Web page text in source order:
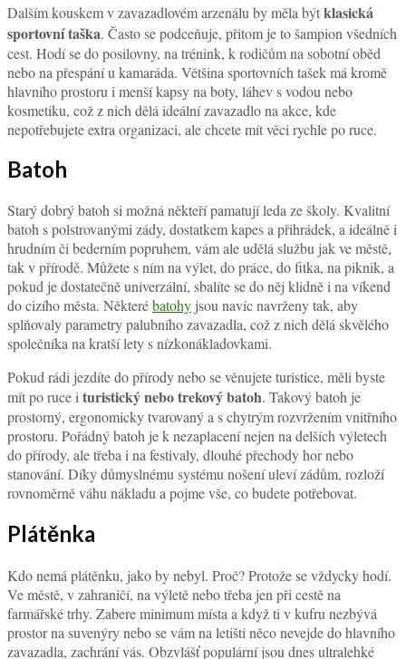
Dalším kouskem v zavazadlovém arzenálu by měla býtklasická
sportovní taška. Často se podceňuje, přitom je to šampion všedních
cest. Hodí se do posilovny, na trénink, k rodičům na sobotní oběd
nebo na přespání u kamaráda. Většina sportovních tašek má kromě
hlavního prostoru i menší kapsy na boty, láhev s vodou nebo
kosmetiku, což z nich dělá ideální zavazadlo na akce, kde
nepotřebujete extra organizaci, ale chcete mít věci rychle po ruce.
Batoh
Starý dobrý batoh si možná někteří pamatují leda ze školy. Kvalitní
batoh s polstrovanými zády, dostatkem kapes a přihrádek, a ideálně i
hrudním či bederním popruhem, vám ale udělá službu jak ve městě,
tak v přírodě. Můžete s ním na výlet, do práce, do fitka, na piknik, a
pokud je dostatečně univerzální, sbalíte se do něj klidně i na víkend
do cizího města. Některébatohy jsou navíc navrženy tak, aby
splňovaly parametry palubního zavazadla, což z nich dělá skvělého
společníka na kratší lety s nízkonákladovkami.
Pokud rádi jezdíte do přírody nebo se věnujete turistice, měli byste
mít po ruce ituristický nebo trekový batoh. Takový batoh je
prostorný, ergonomicky tvarovaný a s chytrým rozvržením vnitřního
prostoru. Pořádný batoh je k nezaplacení nejen na delších výletech
do přírody, ale třeba i na festivaly, dlouhé přechody hor nebo
stanování. Díky důmyslnému systému nošení uleví zádům, rozloží
rovnoměrně váhu nákladu a pojme vše, co budete potřebovat.
Plátěnka
Kdo nemá plátěnku, jako by nebyl. Proč? Protože se vždycky hodí.
Ve městě, v zahraničí, na výletě nebo třeba jen při cestě na
farmářské trhy. Zabere minimum místa a když ti v kufru nezbývá
prostor na suvenýry nebo se vám na letišti něco nevejde do hlavního
zavazadla, zachrání vás. Obzvlášť populární jsou dnes ultralehké